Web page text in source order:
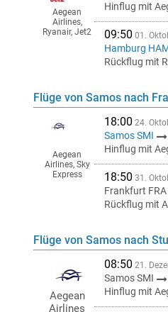
Hinflug mit
09:50 01.
Hamburg
Rückflug mit
Aegean
Airlines,
Ryanair, Jet2
Flüge von Samos nach
18:00 24.
Samos SMI
Hinflug mit
18:50 31.
Frankfurt FRA
Rückflug mit
Aegean
Airlines, Sky
Express
Flüge von Samos nach
08:50 21.
Samos SMI
Hinflug mit
Aegean
Airlines